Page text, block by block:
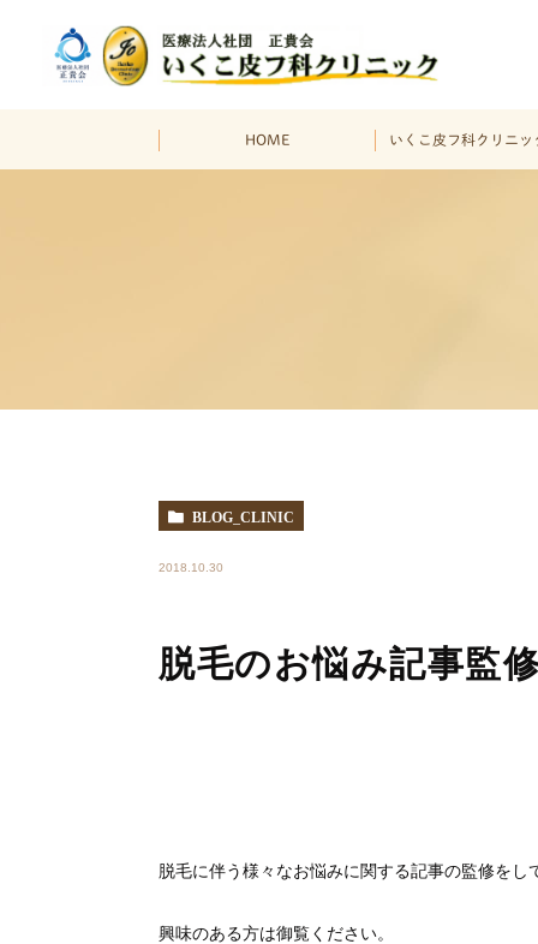
HOME いくこ皮フ科クリニッ
BLOG_CLINIC
2018.10.30
脱毛のお悩み記事監
脱毛に伴う様々なお悩みに関する記事の監修をし
興味のある方は御覧ください。